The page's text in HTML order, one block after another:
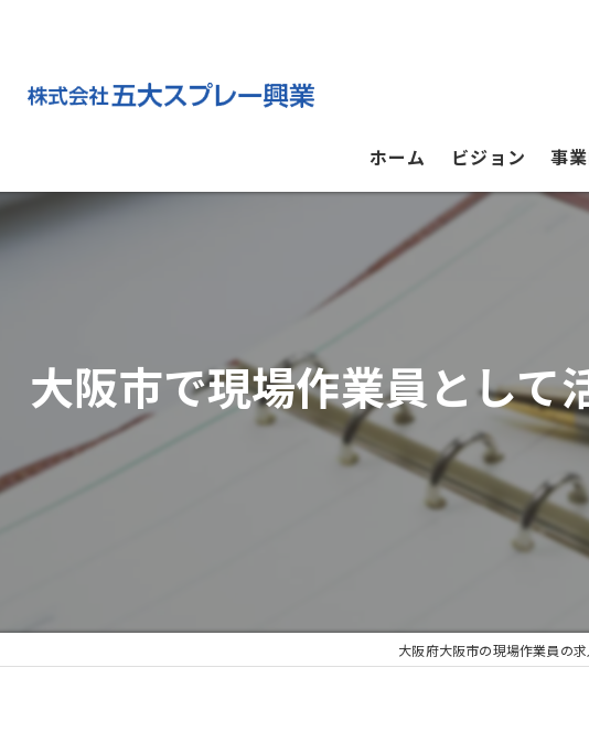
ホーム ビジョン 事
大阪市で現場作業員として
大阪府大阪市の現場作業員の